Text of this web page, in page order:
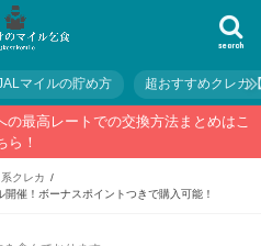
search
マイルの貯め方 超おすすめクレカ
最高レートでの交換方法まとめはこ
ら！
クレカ
催！ボーナスポイントつきで購入可能！